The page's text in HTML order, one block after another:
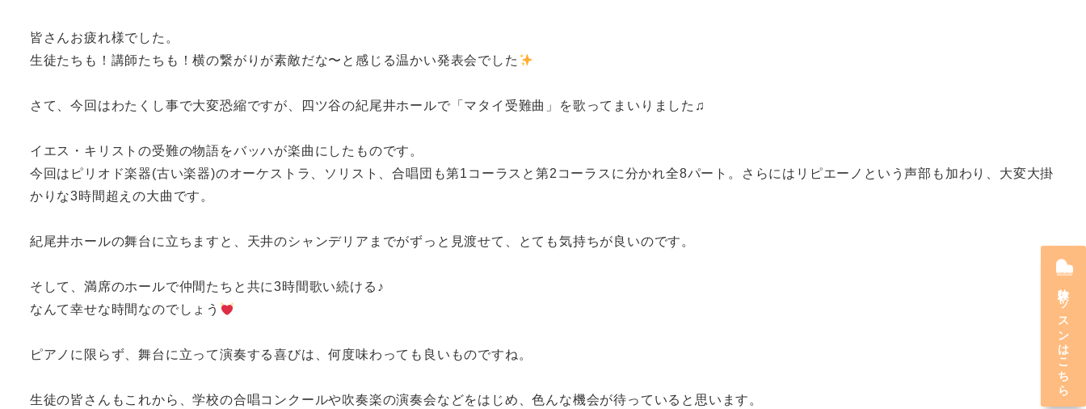
皆さんお疲れ様でした。
生徒たちも！講師たちも！横の繋がりが素敵だな〜と感じる温かい発表会でした
さて、今回はわたくし事で大変恐縮ですが、四ツ谷の紀尾井ホールで「マタイ受難曲」を歌ってまいりました♫
イエス・キリストの受難の物語をバッハが楽曲にしたものです。
今回はピリオド楽器(古い楽器)のオーケストラ、ソリスト、合唱団も第1コーラスと第2コーラスに分かれ全8パート。さらにはリピエーノという声部も加わり、大変大掛
かりな3時間超えの大曲です。
紀尾井ホールの舞台に立ちますと、天井のシャンデリアまでがずっと見渡せて、とても気持ちが良いのです。
そして、満席のホールで仲間たちと共に3時間歌い続ける♪
なんて幸せな時間なのでしょう
ピアノに限らず、舞台に立って演奏する喜びは、何度味わっても良いものですね。
生徒の皆さんもこれから、学校の合唱コンクールや吹奏楽の演奏会などをはじめ、色んな機会が待っていると思います。
体験レッスンはこちら